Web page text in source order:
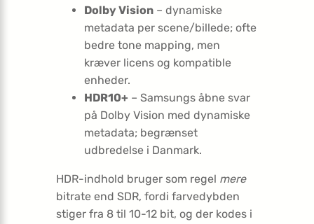
Dolby Vision – dynamiske
metadata per scene/billede; ofte
bedre tone mapping, men
kræver licens og kompatible
enheder.
HDR10+ – Samsungs åbne svar
på Dolby Vision med dynamiske
metadata; begrænset
udbredelse i Danmark.
HDR-indhold bruger som regel mere
bitrate end SDR, fordi farvedybden
stiger fra 8 til 10-12 bit, og der kodes i